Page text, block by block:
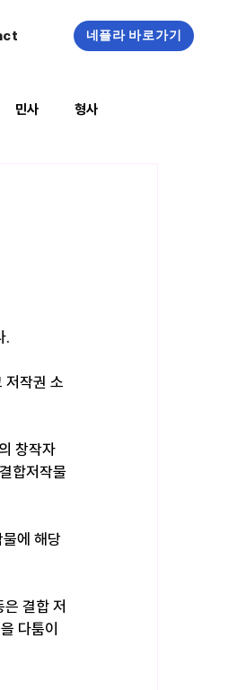
네플라 바로가기
민사 형사
.
저작권 소
창작자
합저작물
에 해당
결합 저
다툼이